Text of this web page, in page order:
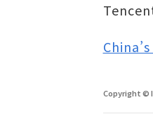
Copyright ©